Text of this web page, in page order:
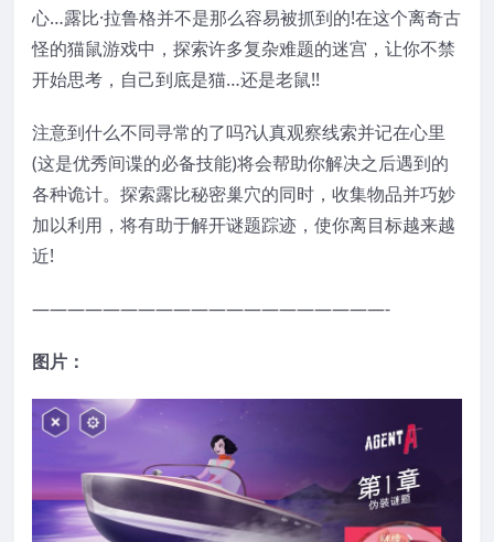
心…露比·拉鲁格并不是那么容易被抓到的!在这个离奇古
怪的猫鼠游戏中，探索许多复杂难题的迷宫，让你不禁
开始思考，自己到底是猫…还是老鼠!!
注意到什么不同寻常的了吗?认真观察线索并记在心里
(这是优秀间谍的必备技能)将会帮助你解决之后遇到的
各种诡计。探索露比秘密巢穴的同时，收集物品并巧妙
加以利用，将有助于解开谜题踪迹，使你离目标越来越
近!
————————————————————-
图片：